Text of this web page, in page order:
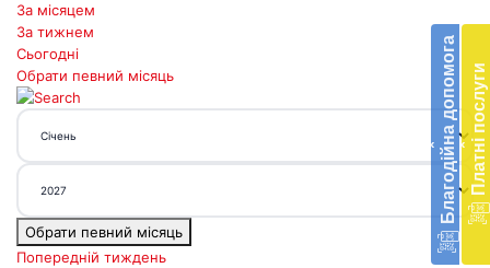
‹ Благодійна допомогав
‹ Платні послуги
За місяцем
За тижнем
Сьогодні
Обрати певний місяць
Обрати певний місяць
Попередній тиждень